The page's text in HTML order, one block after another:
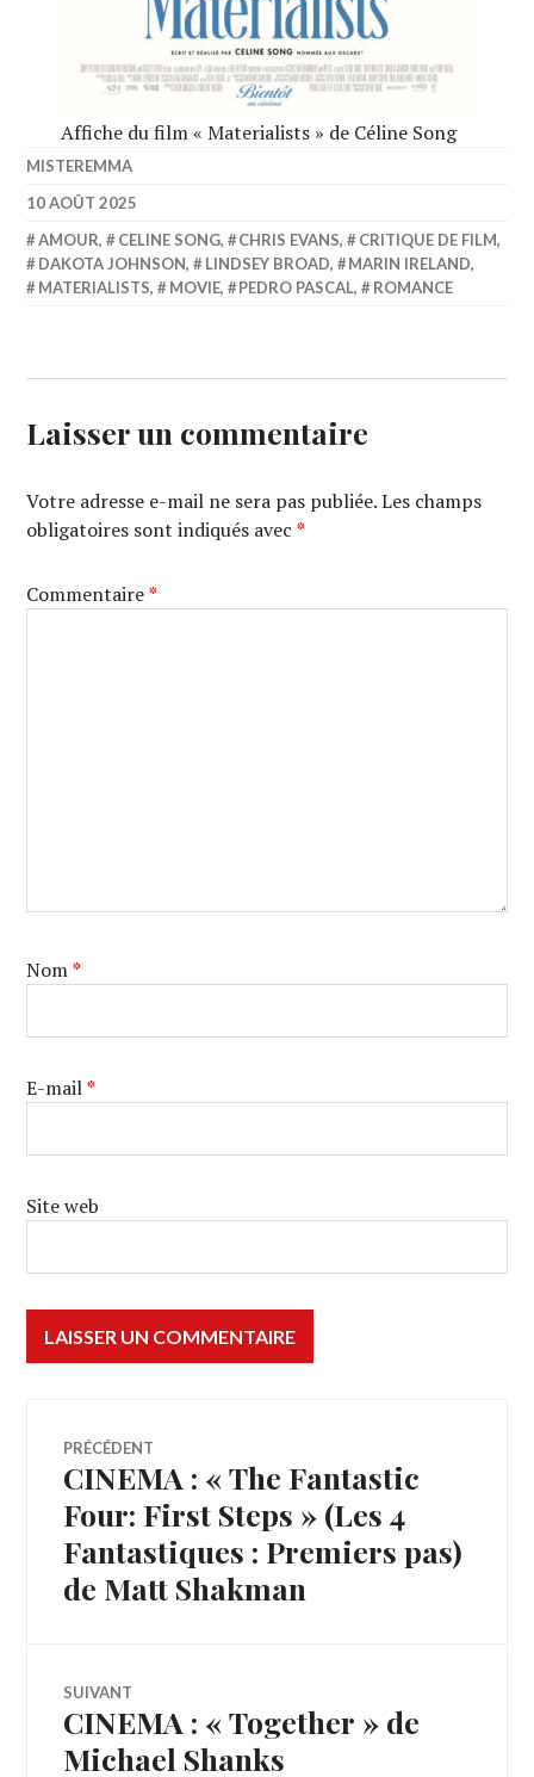
Affiche du film « Materialists » de Céline Song
MISTEREMMA
10 AOÛT 2025
AMOUR, CELINE SONG, CHRIS EVANS, CRITIQUE DE FILM,
DAKOTA JOHNSON, LINDSEY BROAD, MARIN IRELAND,
MATERIALISTS, MOVIE, PEDRO PASCAL, ROMANCE
Laisser un commentaire
Votre adresse e-mail ne sera pas publiée. Les champs
obligatoires sont indiqués avec*
Commentaire*
Nom*
E-mail*
Site web
Navigation
de
l’article
PRÉCÉDENT
Article
précédent :
CINEMA : « The Fantastic
Four: First Steps » (Les 4
Fantastiques : Premiers pas)
de Matt Shakman
SUIVANT
Article
Suivant:
CINEMA : « Together » de
Michael Shanks